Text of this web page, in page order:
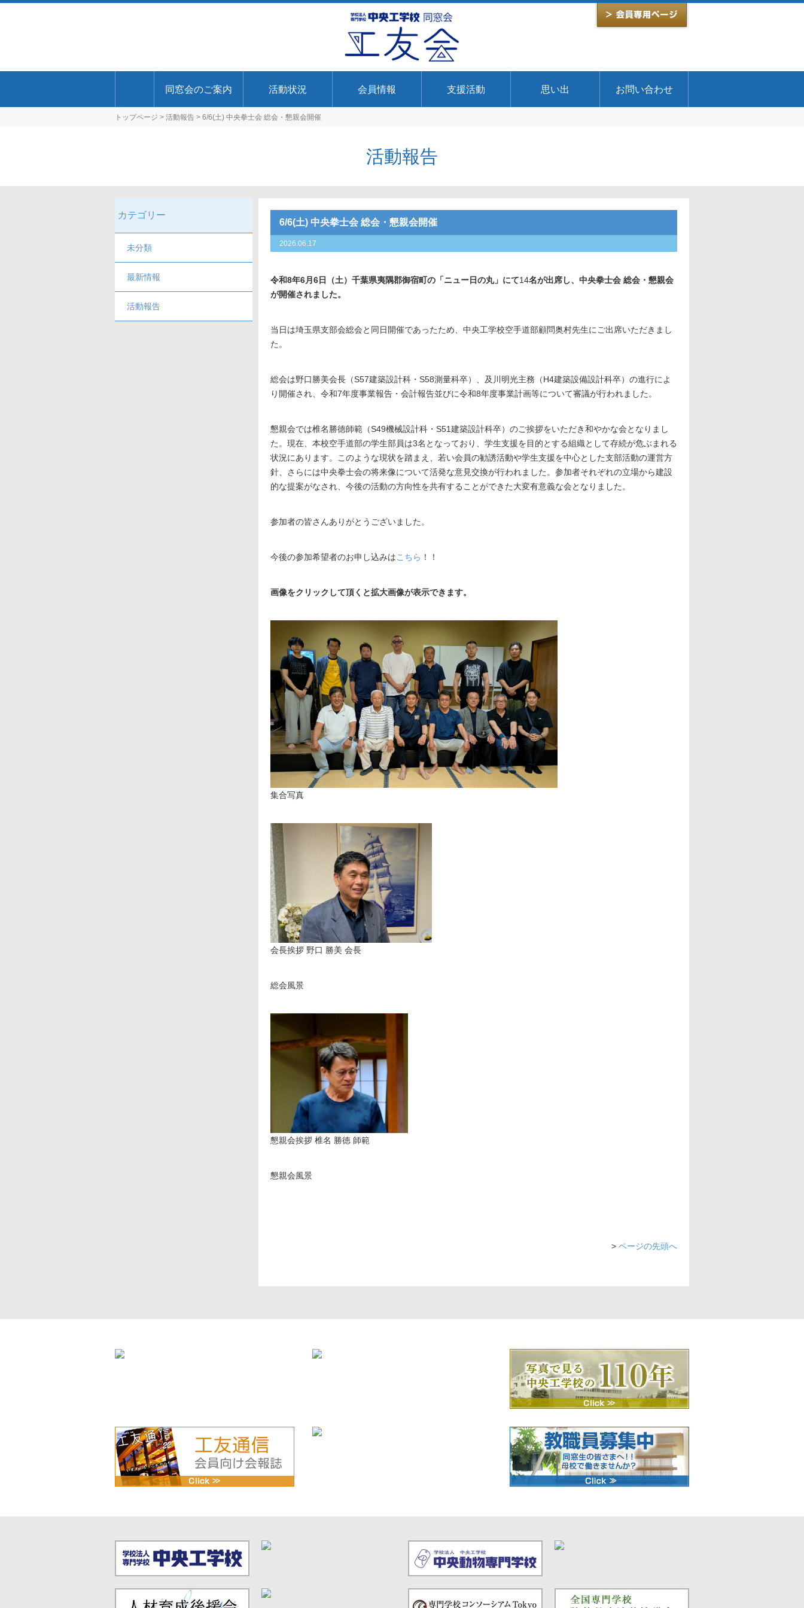
同窓会のご案内 活動状況 会員情報 支援活動 思い出 お問い合わせ
トップページ > 活動報告 > 6/6(土) 中央拳士会 総会・懇親会開催
活動報告
カテゴリー
未分類
最新情報
活動報告
6/6(土) 中央拳士会 総会・懇親会開催
2026.06.17
令和8年6月6日（土）千葉県夷隅郡御宿町の「ニュー日の丸」にて14名が出席し、中央拳士会 総会・懇親会
が開催されました。
当日は埼玉県支部会総会と同日開催であったため、中央工学校空手道部顧問奥村先生にご出席いただきまし
た。
総会は野口勝美会長（S57建築設計科・S58測量科卒）、及川明光主務（H4建築設備設計科卒）の進行によ
り開催され、令和7年度事業報告・会計報告並びに令和8年度事業計画等について審議が行われました。
懇親会では椎名勝徳師範（S49機械設計科・S51建築設計科卒）のご挨拶をいただき和やかな会となりまし
た。 現在、本校空手道部の学生部員は3名となっており、学生支援を目的とする組織として存続が危ぶまれる
状況にあります。このような現状を踏まえ、若い会員の勧誘活動や学生支援を中心とした支部活動の運営方
針、さらには中央拳士会の将来像について活発な意見交換が行われました。参加者それぞれの立場から建設
的な提案がなされ、今後の活動の方向性を共有することができた大変有意義な会となりました 。
参加者の皆さんありがとうございました。
今後の参加希望者のお申し込みはこちら ！！
画像をクリックして頂くと拡大画像が表示できます。
集合写真
会長挨拶 野口 勝美 会長
総会風景
懇親会挨拶 椎名 勝徳 師範
懇親会風景
> ページの先頭へ